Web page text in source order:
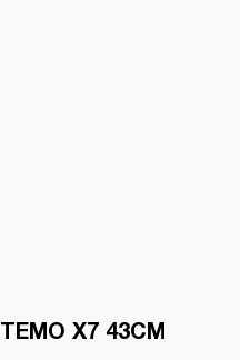
X7 43CM